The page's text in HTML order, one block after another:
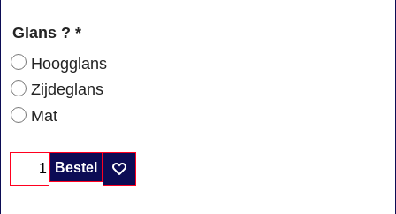
Glans ? *
Hoogglans
Zijdeglans
Mat
Bestel